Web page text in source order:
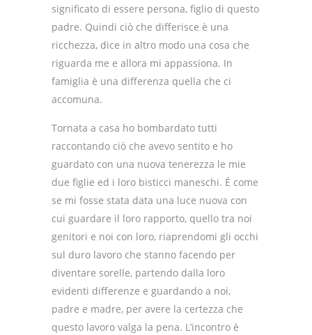
significato di essere persona, figlio di questo
padre. Quindi ciò che differisce è una
ricchezza, dice in altro modo una cosa che
riguarda me e allora mi appassiona. In
famiglia è una differenza quella che ci
accomuna.
Tornata a casa ho bombardato tutti
raccontando ciò che avevo sentito e ho
guardato con una nuova tenerezza le mie
due figlie ed i loro bisticci maneschi. É come
se mi fosse stata data una luce nuova con
cui guardare il loro rapporto, quello tra noi
genitori e noi con loro, riaprendomi gli occhi
sul duro lavoro che stanno facendo per
diventare sorelle, partendo dalla loro
evidenti differenze e guardando a noi,
padre e madre, per avere la certezza che
questo lavoro valga la pena. L’incontro è